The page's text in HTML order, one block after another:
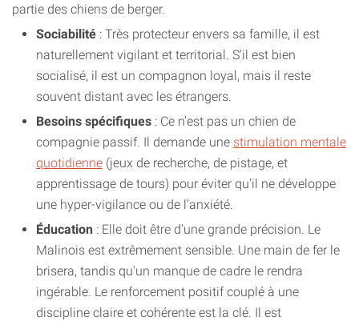
partie des chiens de berger.
Sociabilité : Très protecteur envers sa famille, il est
naturellement vigilant et territorial. S'il est bien
socialisé, il est un compagnon loyal, mais il reste
souvent distant avec les étrangers.
Besoins spécifiques : Ce n'est pas un chien de
compagnie passif. Il demande une stimulation mentale
quotidienne (jeux de recherche, de pistage, et
apprentissage de tours) pour éviter qu'il ne développe
une hyper-vigilance ou de l'anxiété.
Éducation : Elle doit être d'une grande précision. Le
Malinois est extrêmement sensible. Une main de fer le
brisera, tandis qu'un manque de cadre le rendra
ingérable. Le renforcement positif couplé à une
discipline claire et cohérente est la clé. Il est